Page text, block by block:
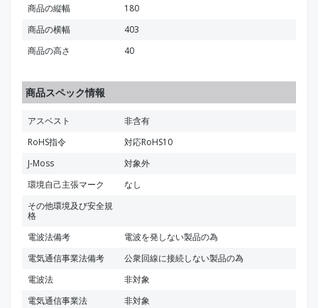
商品の縦幅
180
商品の横幅
403
商品の高さ
40
商品スペック情報
アスベスト
非含有
RoHS指令
対応RoHS10
J-Moss
対象外
環境自己主張マーク
なし
その他環境及び安全規
格
電波法備考
電波を発しない製品の為
電気通信事業法備考
公衆回線に接続しない製品の為
電波法
非対象
電気通信事業法
非対象